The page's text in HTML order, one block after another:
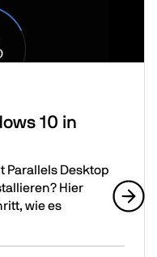
10 in
Parallels Desktop
Hier
wie es